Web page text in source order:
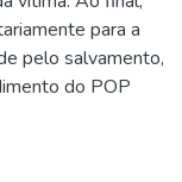
para a
pelo salvamento,
do POP